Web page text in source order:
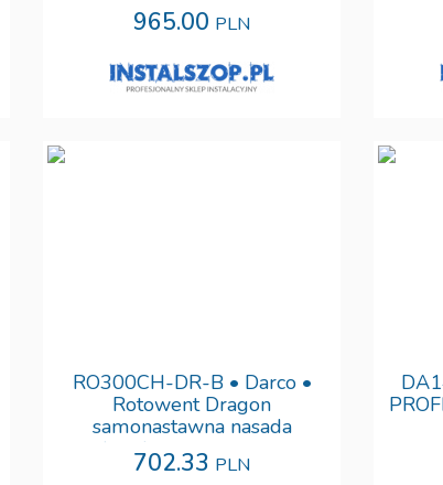
965.00 PLN
RO300CH-DR-B • Darco •
Rotowent Dragon
samonastawna nasada
kominowa rurowa •
OTWIERANA • Tania
702.33 PLN